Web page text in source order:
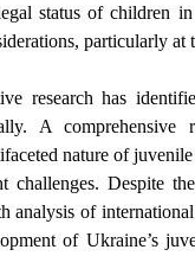
status of children
particularly at
research has
A comprehensive
nature of
challenges. Despite
analysis of
of Ukraine’s